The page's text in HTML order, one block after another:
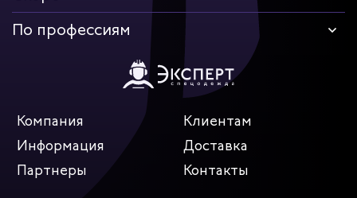
По профессиям
Компания
Клиентам
Информация
Доставка
Партнеры
Контакты